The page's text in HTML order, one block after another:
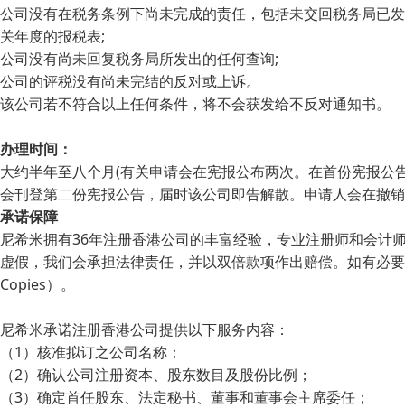
公司没有在税务条例下尚未完成的责任，包括未交回税务局已
关年度的报税表;
公司没有尚未回复税务局所发出的任何查询;
公司的评税没有尚未完结的反对或上诉。
该公司若不符合以上任何条件，将不会获发给不反对通知书。
办理时间：
大约半年至八个月(有关申请会在宪报公布两次。在首份宪报
会刊登第二份宪报公告，届时该公司即告解散。申请人会在撤
承诺保障
尼希米拥有36年注册香港公司的丰富经验，专业注册师和会
虚假，我们会承担法律责任，并以双倍款项作出赔偿。如有
Copies）。
尼希米承诺注册香港公司提供以下服务内容：
（1）核准拟订之公司名称；
（2）确认公司注册资本、股东数目及股份比例；
（3）确定首任股东、法定秘书、董事和董事会主席委任；